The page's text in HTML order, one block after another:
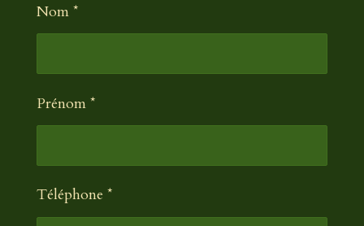
Nom *
Prénom *
Téléphone *